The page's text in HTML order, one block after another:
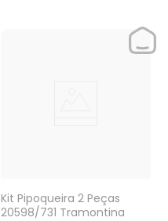
Kit Pipoqueira 2 Peças
20598/731 Tramontina